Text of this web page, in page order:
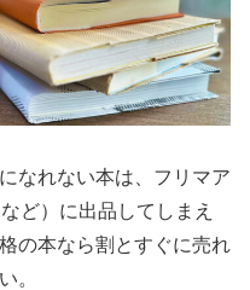
なれない本は、フリマア
ど）に出品してしまえ
の本なら割とすぐに売れ
。